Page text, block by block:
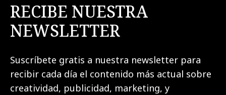
RECIBE NUESTRA
NEWSLETTER
Suscríbete gratis a nuestra newsletter para
recibir cada día el contenido más actual sobre
creatividad, publicidad, marketing, y